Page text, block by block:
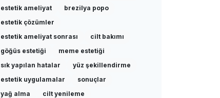
estetik ameliyat
brezilya popo
estetik çözümler
estetik ameliyat sonrası
cilt bakımı
göğüs estetiği
meme estetiği
sık yapılan hatalar
yüz şekillendirme
estetik uygulamalar
sonuçlar
yağ alma
cilt yenileme